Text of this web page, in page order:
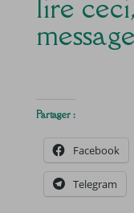
Partager :
Facebook
Telegram